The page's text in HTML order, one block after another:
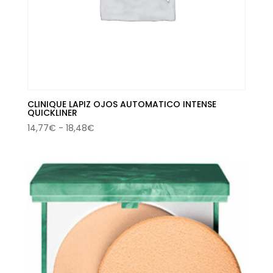
CLINIQUE LAPIZ OJOS AUTOMATICO INTENSE
QUICKLINER
14,77€ - 18,48€Rango
desde
14,77€
hasta
18,48€